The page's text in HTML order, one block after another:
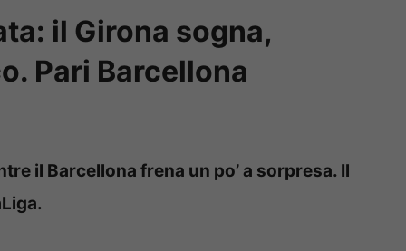
il Girona sogna,
Pari Barcellona
il Barcellona frena un po’ a sorpresa. Il